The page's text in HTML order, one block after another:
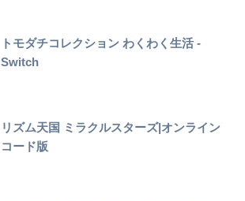
トモダチコレクション わくわく生活 -
Switch
リズム天国 ミラクルスターズ|オンライン
コード版